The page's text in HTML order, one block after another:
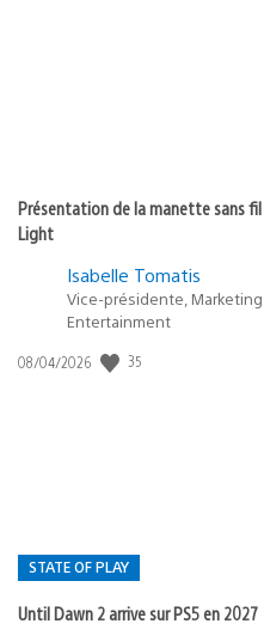
Présentation de la manette sans
Light
Isabelle Tomatis
Vice-présidente,
Entertainment
Date
08/04/2026 35
STATE OF PLAY
Until Dawn 2 arrive sur PS5 en 2027